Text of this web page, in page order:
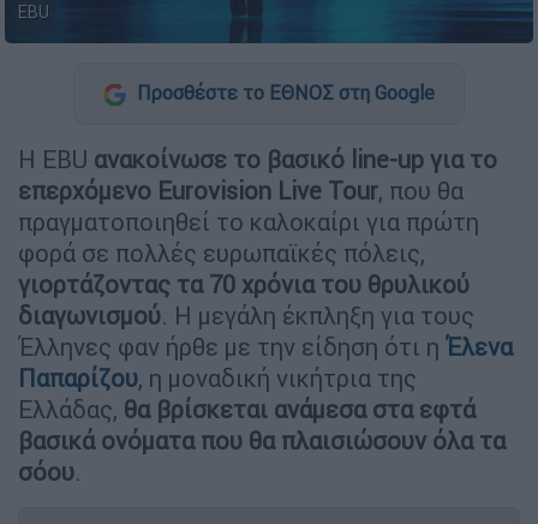
EBU
Προσθέστε το ΕΘΝΟΣ στη Google
Η EBU ανακοίνωσε το βασικό line-up για το
επερχόμενο Eurovision Live Tour, που θα
πραγματοποιηθεί το καλοκαίρι για πρώτη
φορά σε πολλές ευρωπαϊκές πόλεις,
γιορτάζοντας τα 70 χρόνια του θρυλικού
διαγωνισμού. Η μεγάλη έκπληξη για τους
Έλληνες φαν ήρθε με την είδηση ότι η Έλενα
Παπαρίζου, η μοναδική νικήτρια της
Ελλάδας, θα βρίσκεται ανάμεσα στα εφτά
βασικά ονόματα που θα πλαισιώσουν όλα τα
σόου.